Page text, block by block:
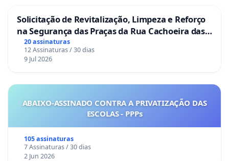
Solicitação de Revitalização, Limpeza e Reforço
na Segurança das Praças da Rua Cachoeira das
Sete Ilhas
20 assinaturas
12 Assinaturas / 30 dias
9 Jul 2026
ABAIXO-ASSINADO CONTRA A PRIVATIZAÇÃO DAS
ESCOLAS - PPPs
105 assinaturas
7 Assinaturas / 30 dias
2 Jun 2026